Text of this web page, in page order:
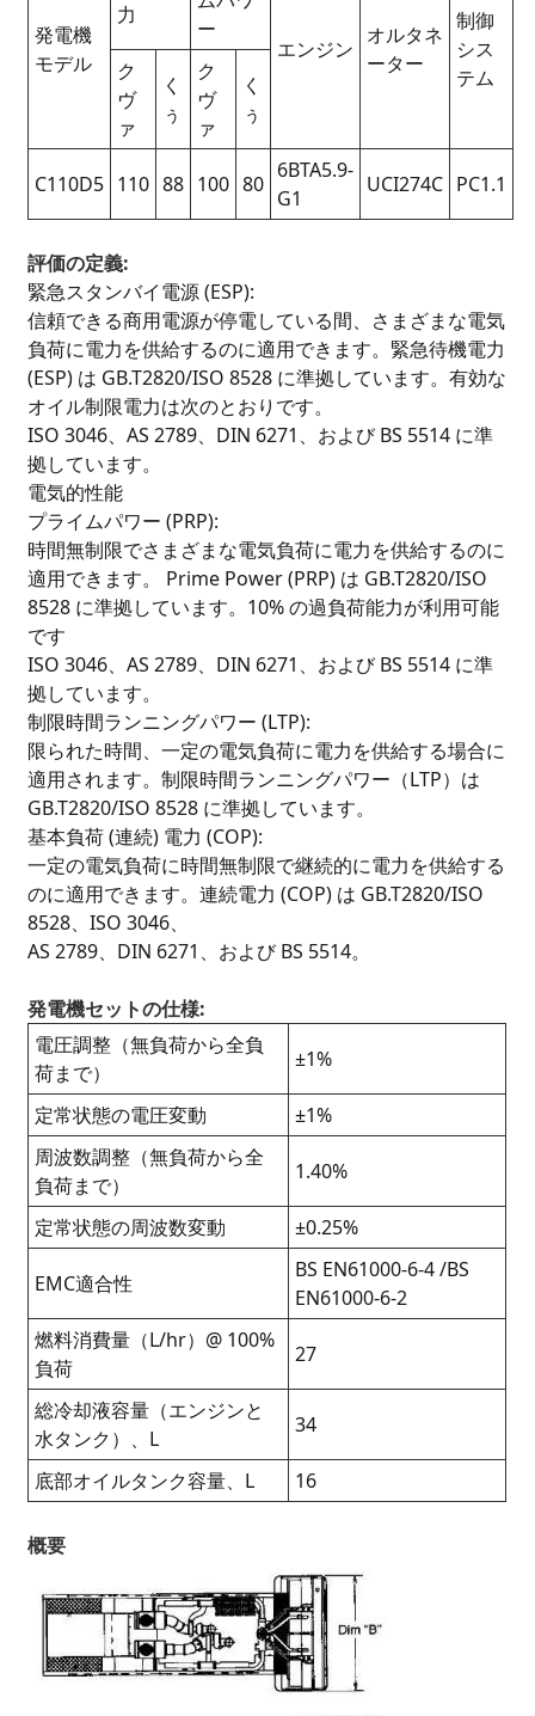
発電機
モデル
力
ー
エンジン
オルタネ
ーター
制御
シス
テム
ク
ヴ
ァ
く
ぅ
ク
ヴ
ァ
く
ぅ
C110D5 110 88 100 80
6BTA5.9-
G1
UCI274C PC1.1
評価の定義:
緊急スタンバイ電源 (ESP):
信頼できる商用電源が停電している間、さまざまな電気
負荷に電力を供給するのに適用できます。緊急待機電力
(ESP) は GB.T2820/ISO 8528 に準拠しています。有効な
オイル制限電力は次のとおりです。
ISO 3046、AS 2789、DIN 6271、および BS 5514 に準
拠しています。
電気的性能
プライムパワー (PRP):
時間無制限でさまざまな電気負荷に電力を供給するのに
適用できます。 Prime Power (PRP) は GB.T2820/ISO
8528 に準拠しています。10% の過負荷能力が利用可能
です
ISO 3046、AS 2789、DIN 6271、および BS 5514 に準
拠しています。
制限時間ランニングパワー (LTP):
限られた時間、一定の電気負荷に電力を供給する場合に
適用されます。制限時間ランニングパワー（LTP）は
GB.T2820/ISO 8528 に準拠しています。
基本負荷 (連続) 電力 (COP):
一定の電気負荷に時間無制限で継続的に電力を供給する
のに適用できます。連続電力 (COP) は GB.T2820/ISO
8528、ISO 3046、
AS 2789、DIN 6271、および BS 5514。
発電機セットの仕様:
電圧調整（無負荷から全負
荷まで）
±1%
定常状態の電圧変動
±1%
周波数調整（無負荷から全
負荷まで）
1.40%
定常状態の周波数変動 ±0.25%
EMC適合性
BS EN61000-6-4 /BS
EN61000-6-2
燃料消費量（L/hr）@ 100%
負荷
27
総冷却液容量（エンジンと
水タンク）、L
34
底部オイルタンク容量、L 16
概要